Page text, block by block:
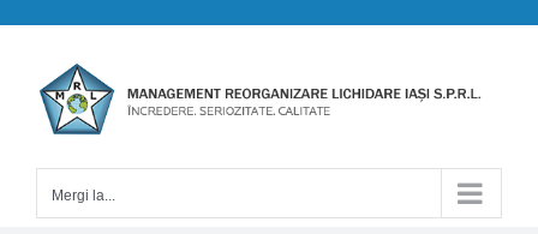
content
Mergi la...